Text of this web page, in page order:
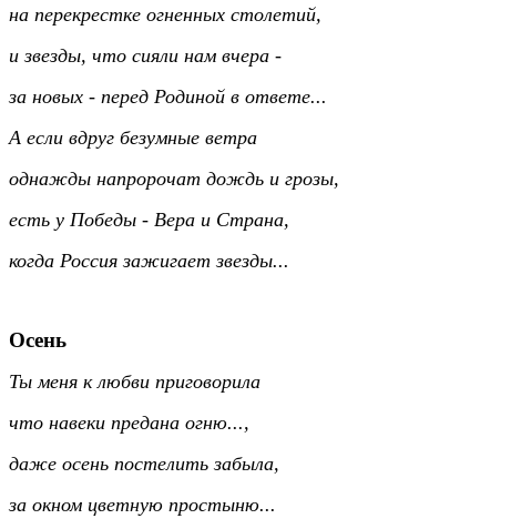
на перекрестке огненных столетий,
и звезды, что сияли нам вчера -
за новых - перед Родиной в ответе...
А если вдруг безумные ветра
однажды напророчат дождь и грозы,
есть у Победы - Вера и Страна,
когда Россия зажигает звезды...
Осень
Ты меня к любви приговорила
что навеки предана огню...,
даже осень постелить забыла,
за окном цветную простыню...